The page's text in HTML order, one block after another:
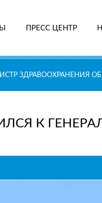
ПРЕСС ЦЕНТР
ЗДРАВООХРАНЕНИЯ
К